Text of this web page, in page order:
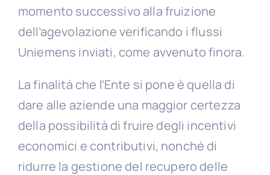
momento successivo alla fruizione
dell’agevolazione verificando i flussi
Uniemens inviati, come avvenuto finora.
La finalità che l’Ente si pone è quella di
dare alle aziende una maggior certezza
della possibilità di fruire degli incentivi
economici e contributivi, nonché di
ridurre la gestione del recupero delle